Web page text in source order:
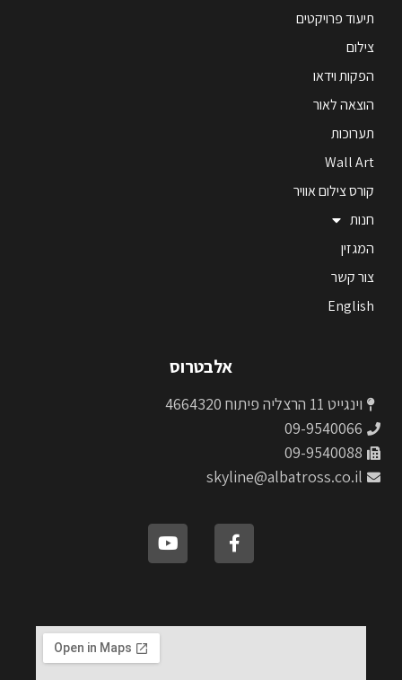
תיעוד פרויקטים
צילום
הפקות וידאו
הוצאה לאור
תערוכות
Wall Art
קורס צילום אוויר
חנות
המגזין
צור קשר
English
אלבטרוס
וינגייט 11 הרצליה פיתוח 4664320
09-9540066
09-9540088
skyline@albatross.co.il